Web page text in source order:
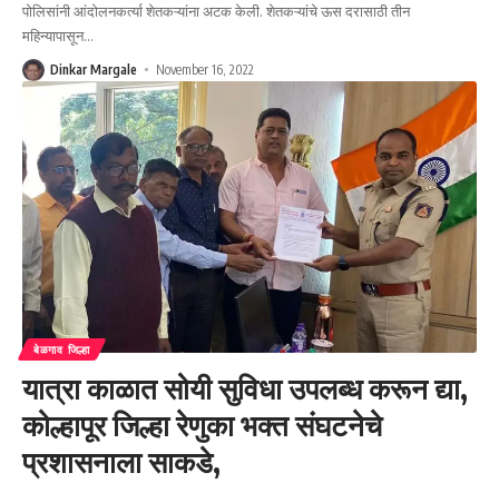
पोलिसांनी आंदोलनकर्त्या शेतकऱ्यांना अटक केली. शेतकऱ्यांचे ऊस दरासाठी तीन
महिन्यापासून…
Dinkar Margale November 16, 2022
बेळगाव जिल्हा
यात्रा काळात सोयी सुविधा उपलब्ध करून द्या,
कोल्हापूर जिल्हा रेणुका भक्त संघटनेचे
प्रशासनाला साकडे,